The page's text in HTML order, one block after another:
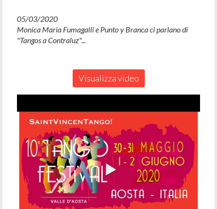
05/03/2020
Monica Maria Fumagalli e Punto y Branca ci parlano di
"Tangos a Contraluz"...
Visualizza video